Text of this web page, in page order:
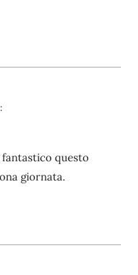
fantastico questo
giornata.